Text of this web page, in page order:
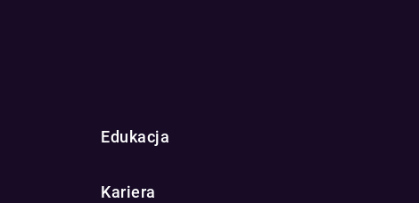
Edukacja
Kariera